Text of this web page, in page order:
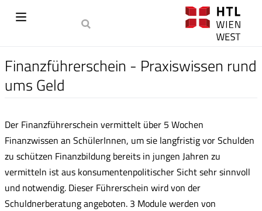
Finanzführerschein - Praxiswissen rund
ums Geld
Der Finanzführerschein vermittelt über 5 Wochen
Finanzwissen an SchülerInnen, um sie langfristig vor Schulden
zu schützen Finanzbildung bereits in jungen Jahren zu
vermitteln ist aus konsumentenpolitischer Sicht sehr sinnvoll
und notwendig. Dieser Führerschein wird von der
Schuldnerberatung angeboten. 3 Module werden von